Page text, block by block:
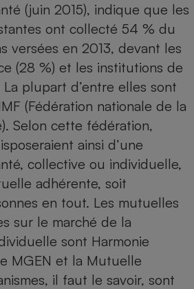
(juin 2015), indique que les
ont collecté 54 % du
versées en 2013, devant les
(28 %) et les institutions de
La plupart d’entre elles sont
(Fédération nationale de la
Selon cette fédération,
ainsi d’une
collective ou individuelle,
adhérente, soit
en tout. Les mutuelles
sur le marché de la
sont Harmonie
MGEN et la Mutuelle
il faut le savoir, sont